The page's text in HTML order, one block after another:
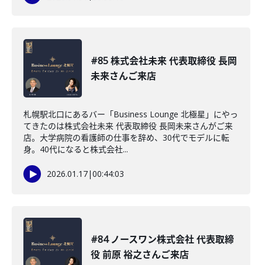
#85 株式会社未来 代表取締役 長岡
未来さんご来店
札幌駅北口にあるバー「Business Lounge 北極星」にやっ
てきたのは株式会社未来 代表取締役 長岡未来さんがご来
店。大学病院の看護師の仕事を辞め、30代でモデルに転
身。40代になると株式会社...
2026.01.17|00:44:03
#84 ノースワン株式会社 代表取締
役 前原 裕之さんご来店